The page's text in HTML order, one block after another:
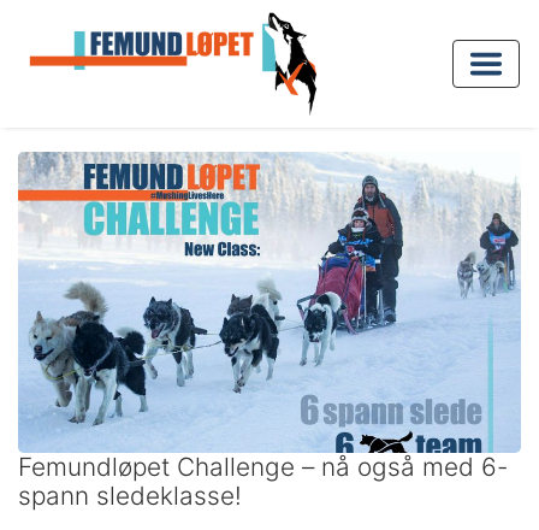
Femundløpet Challenge – nå også med 6-
spann sledeklasse!